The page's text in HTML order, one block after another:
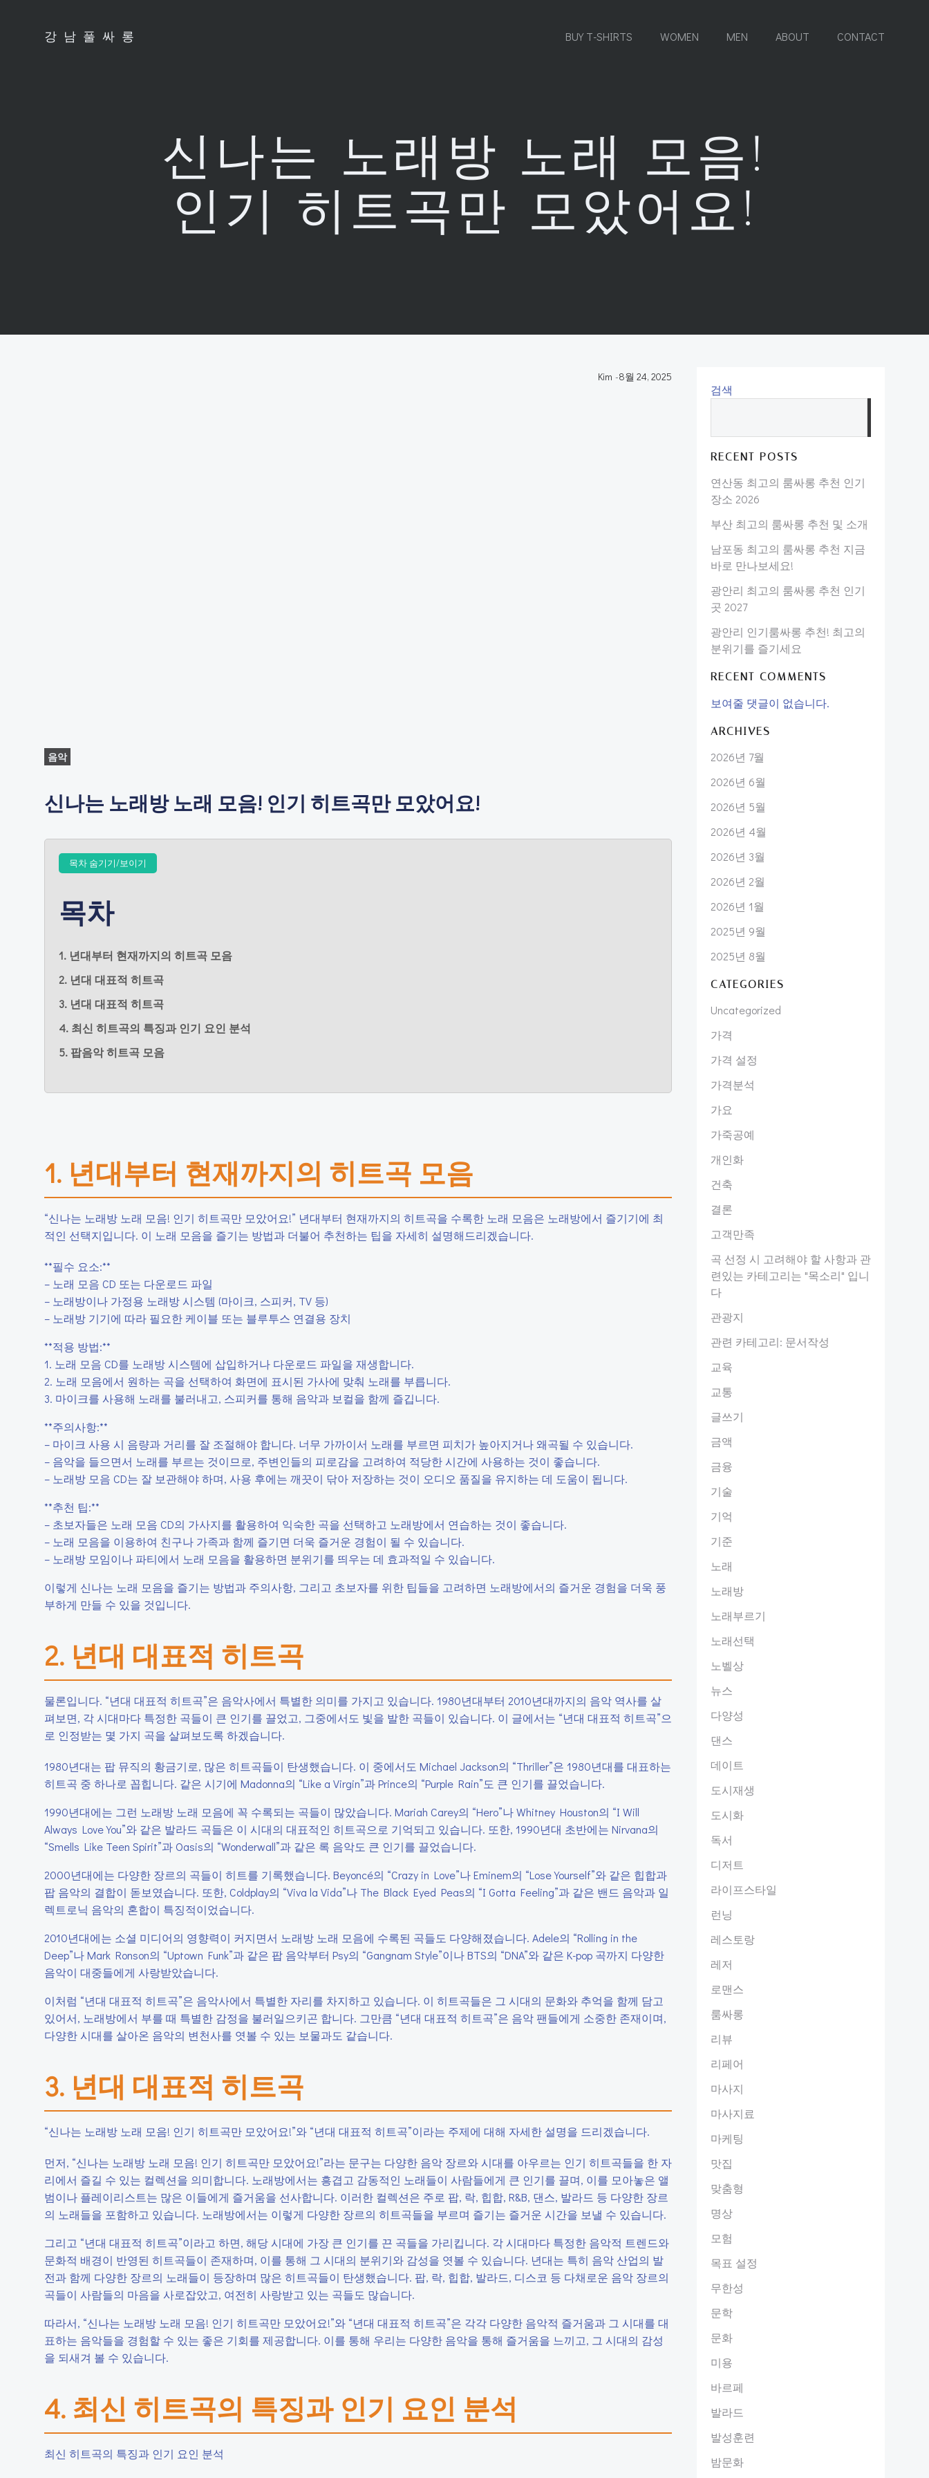
강남풀싸롱 BUY T-SHIRTS WOMEN MEN ABOUT CONTACT
신나는 노래방 노래 모음!
인기 히트곡만 모았어요!
Kim -8월 24, 2025
음악
신나는 노래방 노래 모음! 인기 히트곡만 모았어요!
목차 숨기기/보이기
목차
1. 년대부터 현재까지의 히트곡 모음
2. 년대 대표적 히트곡
3. 년대 대표적 히트곡
4. 최신 히트곡의 특징과 인기 요인 분석
5. 팝음악 히트곡 모음
1. 년대부터 현재까지의 히트곡 모음
“신나는 노래방 노래 모음! 인기 히트곡만 모았어요!” 년대부터 현재까지의 히트곡을 수록한 노래 모음은 노래방에서 즐기기에 최
적인 선택지입니다. 이 노래 모음을 즐기는 방법과 더불어 추천하는 팁을 자세히 설명해드리겠습니다.
**필수 요소:**
– 노래 모음 CD 또는 다운로드 파일
– 노래방이나 가정용 노래방 시스템 (마이크, 스피커, TV 등)
– 노래방 기기에 따라 필요한 케이블 또는 블루투스 연결용 장치
**적용 방법:**
1. 노래 모음 CD를 노래방 시스템에 삽입하거나 다운로드 파일을 재생합니다.
2. 노래 모음에서 원하는 곡을 선택하여 화면에 표시된 가사에 맞춰 노래를 부릅니다.
3. 마이크를 사용해 노래를 불러내고, 스피커를 통해 음악과 보컬을 함께 즐깁니다.
**주의사항:**
– 마이크 사용 시 음량과 거리를 잘 조절해야 합니다. 너무 가까이서 노래를 부르면 피치가 높아지거나 왜곡될 수 있습니다.
– 음악을 들으면서 노래를 부르는 것이므로, 주변인들의 피로감을 고려하여 적당한 시간에 사용하는 것이 좋습니다.
– 노래방 모음 CD는 잘 보관해야 하며, 사용 후에는 깨끗이 닦아 저장하는 것이 오디오 품질을 유지하는 데 도움이 됩니다.
**추천 팁:**
– 초보자들은 노래 모음 CD의 가사지를 활용하여 익숙한 곡을 선택하고 노래방에서 연습하는 것이 좋습니다.
– 노래 모음을 이용하여 친구나 가족과 함께 즐기면 더욱 즐거운 경험이 될 수 있습니다.
– 노래방 모임이나 파티에서 노래 모음을 활용하면 분위기를 띄우는 데 효과적일 수 있습니다.
이렇게 신나는 노래 모음을 즐기는 방법과 주의사항, 그리고 초보자를 위한 팁들을 고려하면 노래방에서의 즐거운 경험을 더욱 풍
부하게 만들 수 있을 것입니다.
2. 년대 대표적 히트곡
물론입니다. “년대 대표적 히트곡”은 음악사에서 특별한 의미를 가지고 있습니다. 1980년대부터 2010년대까지의 음악 역사를 살
펴보면, 각 시대마다 특정한 곡들이 큰 인기를 끌었고, 그중에서도 빛을 발한 곡들이 있습니다. 이 글에서는 “년대 대표적 히트곡”으
로 인정받는 몇 가지 곡을 살펴보도록 하겠습니다.
1980년대는 팝 뮤직의 황금기로, 많은 히트곡들이 탄생했습니다. 이 중에서도 Michael Jackson의 “Thriller”은 1980년대를 대표하는
히트곡 중 하나로 꼽힙니다. 같은 시기에 Madonna의 “Like a Virgin”과 Prince의 “Purple Rain”도 큰 인기를 끌었습니다.
1990년대에는 그런 노래방 노래 모음에 꼭 수록되는 곡들이 많았습니다. Mariah Carey의 “Hero”나 Whitney Houston의 “I Will
Always Love You”와 같은 발라드 곡들은 이 시대의 대표적인 히트곡으로 기억되고 있습니다. 또한, 1990년대 초반에는 Nirvana의
“Smells Like Teen Spirit”과 Oasis의 “Wonderwall”과 같은 록 음악도 큰 인기를 끌었습니다.
2000년대에는 다양한 장르의 곡들이 히트를 기록했습니다. Beyoncé의 “Crazy in Love”나 Eminem의 “Lose Yourself”와 같은 힙합과
팝 음악의 결합이 돋보였습니다. 또한, Coldplay의 “Viva la Vida”나 The Black Eyed Peas의 “I Gotta Feeling”과 같은 밴드 음악과 일
렉트로닉 음악의 혼합이 특징적이었습니다.
2010년대에는 소셜 미디어의 영향력이 커지면서 노래방 노래 모음에 수록된 곡들도 다양해졌습니다. Adele의 “Rolling in the
Deep”나 Mark Ronson의 “Uptown Funk”과 같은 팝 음악부터 Psy의 “Gangnam Style”이나 BTS의 “DNA”와 같은 K-pop 곡까지 다양한
음악이 대중들에게 사랑받았습니다.
이처럼 “년대 대표적 히트곡”은 음악사에서 특별한 자리를 차지하고 있습니다. 이 히트곡들은 그 시대의 문화와 추억을 함께 담고
있어서, 노래방에서 부를 때 특별한 감정을 불러일으키곤 합니다. 그만큼 “년대 대표적 히트곡”은 음악 팬들에게 소중한 존재이며,
다양한 시대를 살아온 음악의 변천사를 엿볼 수 있는 보물과도 같습니다.
3. 년대 대표적 히트곡
“신나는 노래방 노래 모음! 인기 히트곡만 모았어요!”와 “년대 대표적 히트곡”이라는 주제에 대해 자세한 설명을 드리겠습니다.
먼저, “신나는 노래방 노래 모음! 인기 히트곡만 모았어요!”라는 문구는 다양한 음악 장르와 시대를 아우르는 인기 히트곡들을 한 자
리에서 즐길 수 있는 컬렉션을 의미합니다. 노래방에서는 흥겹고 감동적인 노래들이 사람들에게 큰 인기를 끌며, 이를 모아놓은 앨
범이나 플레이리스트는 많은 이들에게 즐거움을 선사합니다. 이러한 컬렉션은 주로 팝, 락, 힙합, R&B, 댄스, 발라드 등 다양한 장르
의 노래들을 포함하고 있습니다. 노래방에서는 이렇게 다양한 장르의 히트곡들을 부르며 즐기는 즐거운 시간을 보낼 수 있습니다.
그리고 “년대 대표적 히트곡”이라고 하면, 해당 시대에 가장 큰 인기를 끈 곡들을 가리킵니다. 각 시대마다 특정한 음악적 트렌드와
문화적 배경이 반영된 히트곡들이 존재하며, 이를 통해 그 시대의 분위기와 감성을 엿볼 수 있습니다. 년대는 특히 음악 산업의 발
전과 함께 다양한 장르의 노래들이 등장하며 많은 히트곡들이 탄생했습니다. 팝, 락, 힙합, 발라드, 디스코 등 다채로운 음악 장르의
곡들이 사람들의 마음을 사로잡았고, 여전히 사랑받고 있는 곡들도 많습니다.
따라서, “신나는 노래방 노래 모음! 인기 히트곡만 모았어요!”와 “년대 대표적 히트곡”은 각각 다양한 음악적 즐거움과 그 시대를 대
표하는 음악들을 경험할 수 있는 좋은 기회를 제공합니다. 이를 통해 우리는 다양한 음악을 통해 즐거움을 느끼고, 그 시대의 감성
을 되새겨 볼 수 있습니다.
4. 최신 히트곡의 특징과 인기 요인 분석
최신 히트곡의 특징과 인기 요인 분석
검색
RECENT POSTS
연산동 최고의 룸싸롱 추천 인기
장소 2026
부산 최고의 룸싸롱 추천 및 소개
남포동 최고의 룸싸롱 추천 지금
바로 만나보세요!
광안리 최고의 룸싸롱 추천 인기
곳 2027
광안리 인기룸싸롱 추천! 최고의
분위기를 즐기세요
RECENT COMMENTS
보여줄 댓글이 없습니다.
ARCHIVES
2026년 7월
2026년 6월
2026년 5월
2026년 4월
2026년 3월
2026년 2월
2026년 1월
2025년 9월
2025년 8월
CATEGORIES
Uncategorized
가격
가격 설정
가격분석
가요
가죽공예
개인화
건축
결론
고객만족
곡 선정 시 고려해야 할 사항과 관
련있는 카테고리는 "목소리" 입니
다
관광지
관련 카테고리: 문서작성
교육
교통
글쓰기
금액
금융
기술
기억
기준
노래
노래방
노래부르기
노래선택
노벨상
뉴스
다양성
댄스
데이트
도시재생
도시화
독서
디저트
라이프스타일
런닝
레스토랑
레저
로맨스
룸싸롱
리뷰
리페어
마사지
마사지료
마케팅
맛집
맞춤형
명상
모험
목표 설정
무한성
문학
문화
미용
바르페
발라드
발성훈련
밤문화